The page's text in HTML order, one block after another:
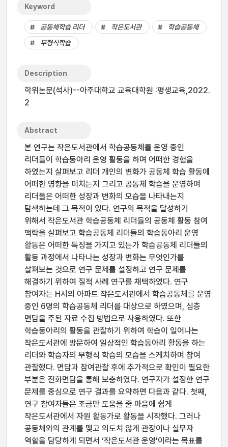
Keyword
공동체학습 리더 작은도서관
학습공동체
무형식학습
Description
학위논문(석사)--아주대학교 교육대학원 :평생교육,2022.
2
Abstract
본 연구는 작은도서관에서 학습공동체를 운영 중인
리더들이 학습동아리 운영 활동을 하며 어떠한 경험을
하였는지 살펴보고 리더 개인의 변화가 공동체 학습 활동에
어떠한 영향을 미치는지 그리고 공동체 학습을 운영하며
리더들은 어떠한 성장과 변화의 모습을 나타내는지
탐색하는데 그 목적이 있다. 연구의 목적을 달성하기
위해서 작은도서관 학습공동체 리더들의 공동체 활동 참여
맥락을 살펴보고 학습공동체 리더들의 학습동아리 운영
활동은 어떠한 특징을 가지고 있는가 학습공동체 리더들의
활동 과정에서 나타나는 성장과 변화는 무엇인가를
살펴보는 것으로 연구 문제를 설정하고 연구 문제를
해결하기 위하여 질적 사례 연구를 채택하였다. 연구
참여자는 H시의 아파트 작은도서관에서 학습공동체를 운영
중인 6명의 학습공동체 리더를 대상으로 하였으며, 심층
면담을 주된 자료 수집 방법으로 사용하였다. 또한
학습동아리의 활동을 관찰하기 위하여 학습이 일어나는
작은도서관에 방문하여 일상적인 학습동아리 활동을 하는
리더와 학습자의 무형식 학습의 모습을 스케치하며 참여
관찰했다. 면담과 참여관찰 후에 추가적으로 확인이 필요한
부분은 전화면담을 통해 보충하였다. 연구자가 설정한 연구
문제를 중심으로 연구 결과를 요약하면 다음과 같다. 첫째,
연구 참여자들은 조금만 도움을 줄 마음에 쉽게
작은도서관에서 자원 활동가로 활동을 시작했다. 그러나
공동체와의 관계를 맺고 의도치 않게 관장이나 실무자
역할을 담당하게 되면서 ‘작은도서관 운영’이라는 목표를